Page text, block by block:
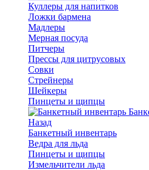
Куллеры для напитков
Ложки бармена
Мадлеры
Мерная посуда
Питчеры
Прессы для цитрусовых
Совки
Стрейнеры
Шейкеры
Пинцеты и щипцы
Назад
Банкетный инвентарь
Ведра для льда
Пинцеты и щипцы
Измельчители льда